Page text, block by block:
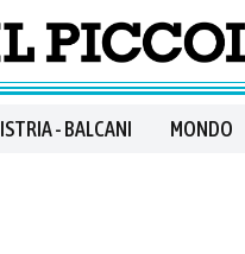
ISTRIA - BALCANI MONDO